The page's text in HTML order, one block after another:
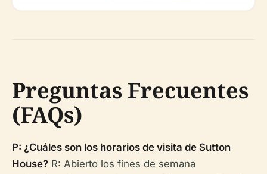
Preguntas Frecuentes
(FAQs)
P: ¿Cuáles son los horarios de visita de Sutton
House? R: Abierto los fines de semana